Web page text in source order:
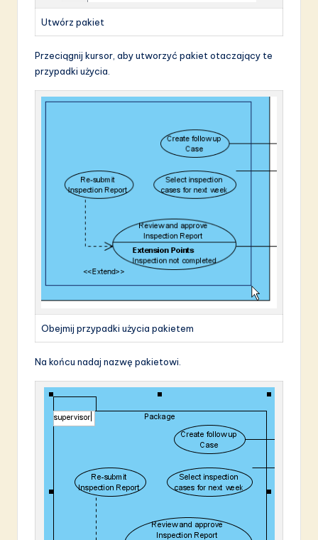
Utwórz pakiet
Przeciągnij kursor, aby utworzyć pakiet otaczający te
przypadki użycia.
Obejmij przypadki użycia pakietem
Na końcu nadaj nazwę pakietowi.